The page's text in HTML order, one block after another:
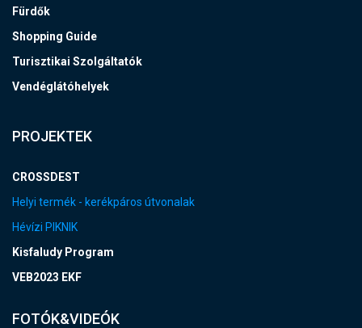
Fürdők
Shopping Guide
Turisztikai Szolgáltatók
Vendéglátóhelyek
PROJEKTEK
CROSSDEST
Helyi termék - kerékpáros útvonalak
Hévízi PIKNIK
Kisfaludy Program
VEB2023 EKF
FOTÓK&VIDEÓK